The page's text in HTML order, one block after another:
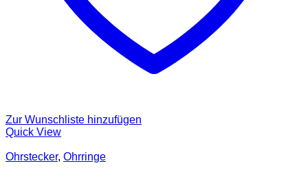
Zur Wunschliste hinzufügen
Quick View
Ohrstecker, Ohrringe